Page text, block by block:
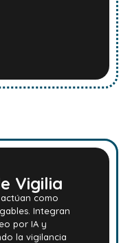
Vigilia
como
Integran
por IA y
la vigilancia